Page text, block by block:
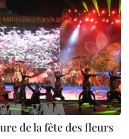
de la fête des fleurs